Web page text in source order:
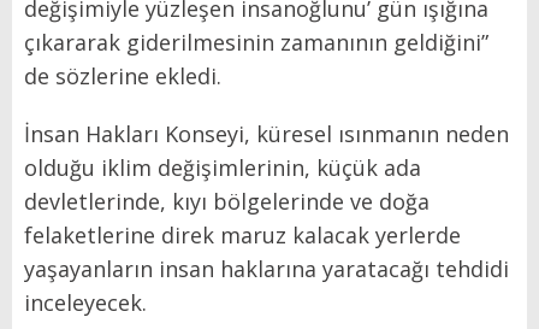
değişimiyle yüzleşen insanoğlunu’ gün ışığına
çıkararak giderilmesinin zamanının geldiğini”
de sözlerine ekledi.
İnsan Hakları Konseyi, küresel ısınmanın neden
olduğu iklim değişimlerinin, küçük ada
devletlerinde, kıyı bölgelerinde ve doğa
felaketlerine direk maruz kalacak yerlerde
yaşayanların insan haklarına yaratacağı tehdidi
inceleyecek.